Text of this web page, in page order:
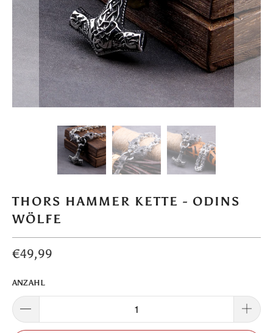
THORS HAMMER KETTE - ODINS
WÖLFE
€49,99
ANZAHL